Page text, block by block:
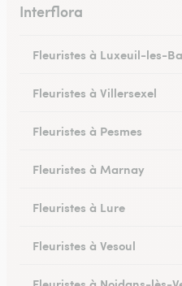
Interflora
Fleuristes à Luxeuil-les-
Fleuristes à Villersexel
Fleuristes à Pesmes
Fleuristes à Marnay
Fleuristes à Lure
Fleuristes à Vesoul